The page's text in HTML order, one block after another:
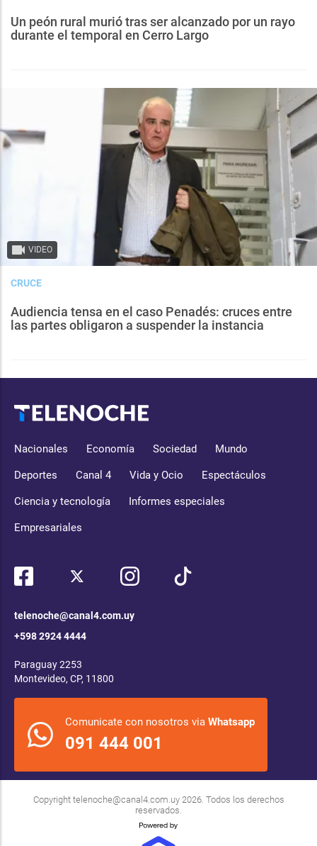
Un peón rural murió tras ser alcanzado por un rayo
durante el temporal en Cerro Largo
VIDEO
CRUCE
Audiencia tensa en el caso Penadés: cruces entre
las partes obligaron a suspender la instancia
Nacionales Economía Sociedad Mundo
Deportes Canal 4 Vida y Ocio Espectáculos
Ciencia y tecnología Informes especiales
Empresariales
telenoche@canal4.com.uy
+598 2924 4444
Paraguay 2253
Montevideo, CP, 11800
Comunicate con nosotros via Whatsapp
091 444 001
Copyright telenoche@canal4.com.uy2026. Todos los derechos
reservados.